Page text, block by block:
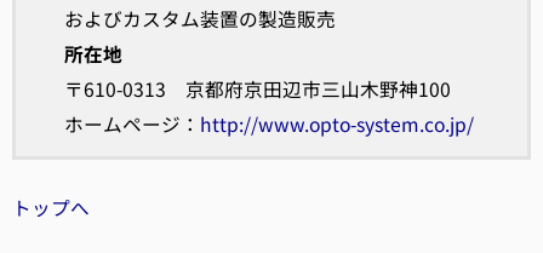
およびカスタム装置の製造販売
所在地
〒610-0313 京都府京田辺市三山木野神100
ホームページ： http://www.opto-system.co.jp/
トップへ